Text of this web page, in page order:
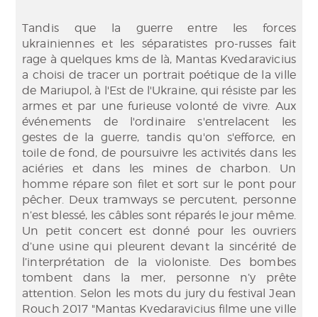
Tandis que la guerre entre les forces
ukrainiennes et les séparatistes pro-russes fait
rage à quelques kms de là, Mantas Kvedaravicius
a choisi de tracer un portrait poétique de la ville
de Mariupol, à l'Est de l'Ukraine, qui résiste par les
armes et par une furieuse volonté de vivre. Aux
événements de l'ordinaire s'entrelacent les
gestes de la guerre, tandis qu'on s'efforce, en
toile de fond, de poursuivre les activités dans les
aciéries et dans les mines de charbon. Un
homme répare son filet et sort sur le pont pour
pêcher. Deux tramways se percutent, personne
n’est blessé, les câbles sont réparés le jour même.
Un petit concert est donné pour les ouvriers
d’une usine qui pleurent devant la sincérité de
l’interprétation de la violoniste. Des bombes
tombent dans la mer, personne n’y prête
attention. Selon les mots du jury du festival Jean
Rouch 2017 "Mantas Kvedaravicius filme une ville